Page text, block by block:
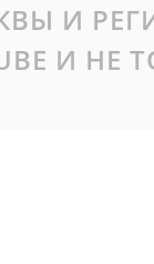
И
И